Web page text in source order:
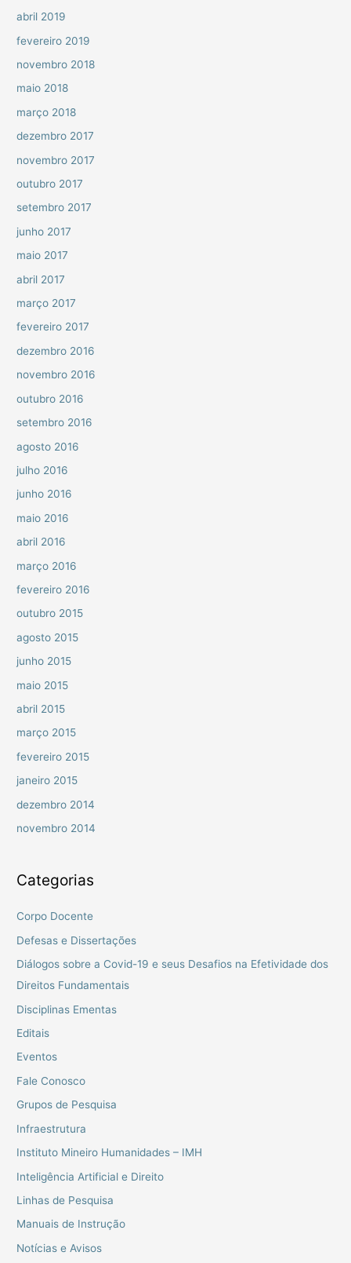
abril 2019
fevereiro 2019
novembro 2018
maio 2018
março 2018
dezembro 2017
novembro 2017
outubro 2017
setembro 2017
junho 2017
maio 2017
abril 2017
março 2017
fevereiro 2017
dezembro 2016
novembro 2016
outubro 2016
setembro 2016
agosto 2016
julho 2016
junho 2016
maio 2016
abril 2016
março 2016
fevereiro 2016
outubro 2015
agosto 2015
junho 2015
maio 2015
abril 2015
março 2015
fevereiro 2015
janeiro 2015
dezembro 2014
novembro 2014
Categorias
Corpo Docente
Defesas e Dissertações
Diálogos sobre a Covid-19 e seus Desafios na Efetividade dos
Direitos Fundamentais
Disciplinas Ementas
Editais
Eventos
Fale Conosco
Grupos de Pesquisa
Infraestrutura
Instituto Mineiro Humanidades – IMH
Inteligência Artificial e Direito
Linhas de Pesquisa
Manuais de Instrução
Notícias e Avisos